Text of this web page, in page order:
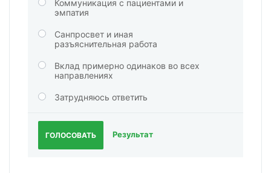
Коммуникация с пациентами и
эмпатия
Санпросвет и иная
разъяснительная работа
Вклад примерно одинаков во всех
направлениях
Затрудняюсь ответить
ГОЛОСОВАТЬ Результат